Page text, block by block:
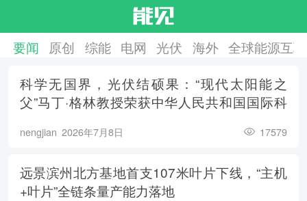
要闻 原创 综能 电网 光伏 海外 全球能源互
科学无国界，光伏结硕果：“现代太阳能之
父”马丁·格林教授荣获中华人民共和国国际科
nengjian 2026年7月8日 17579
远景滨州北方基地首支107米叶片下线，“主机
+叶片”全链条量产能力落地